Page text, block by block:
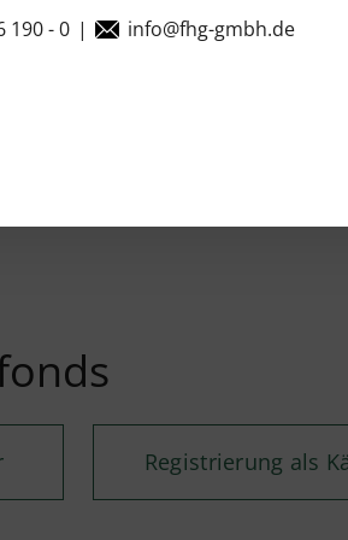
190 - 0 | info@fhg-gmbh.de
Registrierung als